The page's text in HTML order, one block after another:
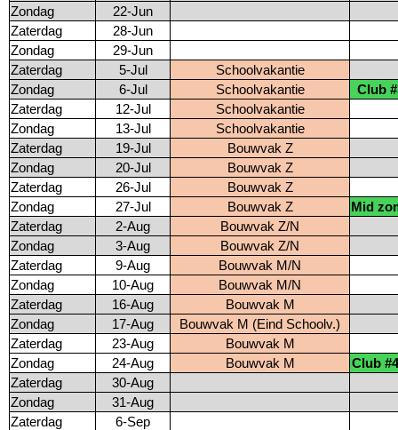
Zondag
22-Jun
Zaterdag
28-Jun
Zondag
29-Jun
Zaterdag
5-Jul
Schoolvakantie
Zondag
6-Jul Schoolvakantie
Club
Zaterdag
12-Jul
Schoolvakantie
Zondag
13-Jul
Schoolvakantie
Zaterdag
19-Jul
Bouwvak Z
Zondag
20-Jul
Bouwvak Z
Zaterdag
26-Jul
Bouwvak Z
Zondag
27-Jul Bouwvak Z
Mid
Zaterdag
2-Aug
Bouwvak Z/N
Zondag
3-Aug
Bouwvak Z/N
Zaterdag
9-Aug
Bouwvak M/N
Zondag
10-Aug
Bouwvak M/N
Zaterdag
16-Aug
Bouwvak M
Zondag
17-Aug
Bouwvak M (Eind Schoolv.)
Zaterdag
23-Aug
Bouwvak M
Zondag
24-Aug Bouwvak M
Club
Zaterdag
30-Aug
Zondag
31-Aug
Zaterdag
6-Sep